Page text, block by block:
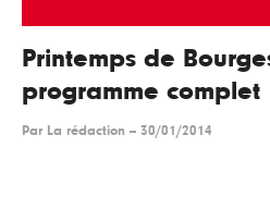
Printemps de
programme complet
Par La rédaction -- 30/01/2014